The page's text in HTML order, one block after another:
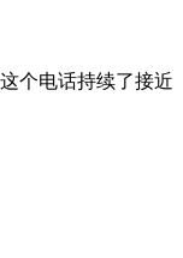
个电话持续了接近